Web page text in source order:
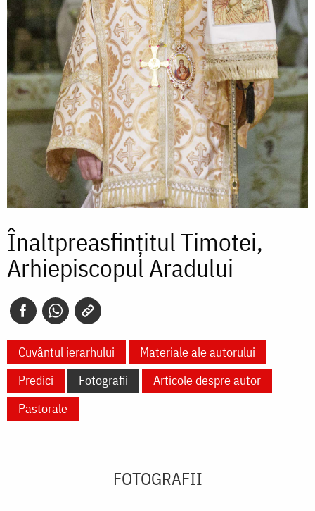
Înaltpreasfințitul Timotei,
Arhiepiscopul Aradului
Cuvântul ierarhului
Materiale ale autorului
Predici
Fotografii
Articole despre autor
Pastorale
FOTOGRAFII